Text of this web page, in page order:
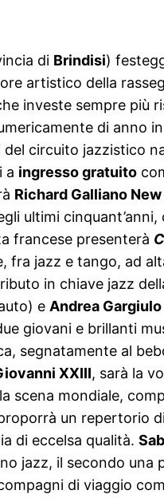
di Brindisi)
artistico della
investe sempre più
di anno
circuito jazzistico
a ingresso gratuito
Richard Galliano
ultimi
francese presenterà
fra jazz e tango, ad
in chiave jazz
e Andrea Gargiulo
giovani e brillanti
segnatamente al
XXIII, sarà la
scena mondiale,
un repertorio
di eccelsa qualità.
jazz, il secondo
di viaggio